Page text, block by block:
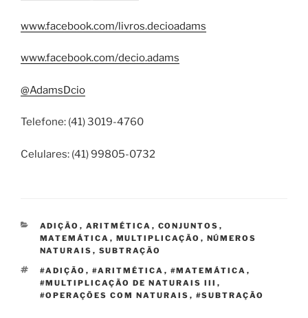
www.facebook.com/livros.decioadams
www.facebook.com/decio.adams
@AdamsDcio
Telefone: (41) 3019-4760
Celulares: (41) 99805-0732
CATEGORIAS
ADIÇÃO , ARITMÉTICA , CONJUNTOS ,
MATEMÁTICA , MULTIPLICAÇÃO , NÚMEROS
NATURAIS , SUBTRAÇÃO
TAGS
#ADIÇÃO , #ARITMÉTICA , #MATEMÁTICA ,
#MULTIPLICAÇÃO DE NATURAIS III ,
#OPERAÇÕES COM NATURAIS , #SUBTRAÇÃO